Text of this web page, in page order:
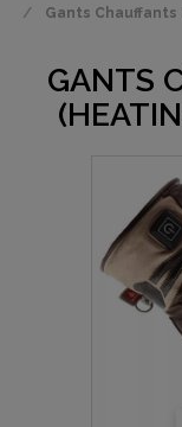
Gants
GANTS